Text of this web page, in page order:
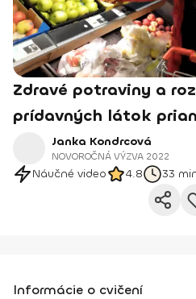
Zdravé potraviny a
prídavných látok
Janka Kondrcová
NOVOROČNÁ VÝZVA 2022
Náučné video 4.8 33
Informácie o cvičení